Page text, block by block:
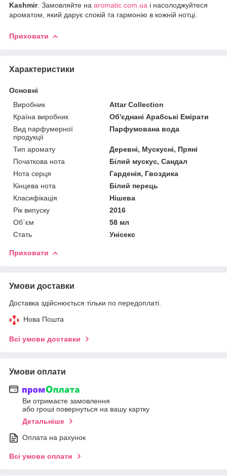
Kashmir. Замовляйте на aromatic.com.ua і насолоджуйтеся
ароматом, який дарує спокій та гармонію в кожній нотці.
Приховати
Характеристики
Основні
Виробник
Attar Collection
Країна виробник
Об'єднані Арабські Емірати
Вид парфумерної
продукції
Парфумована вода
Тип аромату
Деревні, Мускусні, Пряні
Початкова нота
Білий мускус, Сандал
Нота серця
Гарденія, Гвоздика
Кінцева нота
Білий перець
Класифікація
Нішева
Рік випуску
2016
Об`єм
58 мл
Стать
Унісекс
Приховати
Умови доставки
Доставка здійснюється тільки по передоплаті.
Нова Пошта
Всі умови доставки
Умови оплати
Ви отримаєте замовлення
або гроші повернуться на вашу картку
Детальніше
Оплата на рахунок
Всі умови оплати